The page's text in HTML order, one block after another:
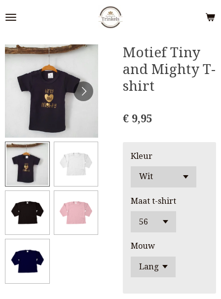
direct
de
hoofdinhoud
Motief Tiny
and Mighty T-
shirt
€ 9,95
Kleur
Maat t-shirt
Mouw